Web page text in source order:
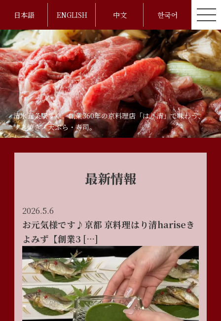
日本語 ENGLISH 中文 한국어
清水五条駅すぐ。創業360年の京料理店「はり清」で味わう、
すき焼き・天ぷら・寿司。
最新情報
2026.5.6
お元気様です♪京都 京料理はり清hariseき
よみず【創業3 […]